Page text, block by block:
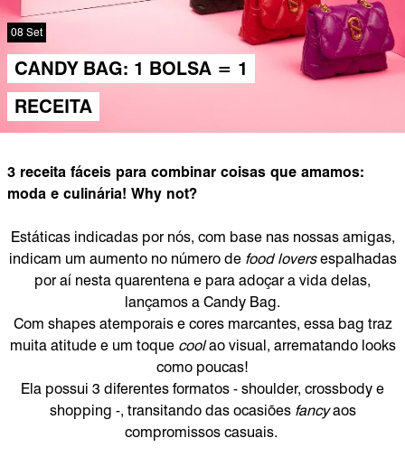
08 Set
CANDY BAG: 1 BOLSA = 1
RECEITA
3 receita fáceis para combinar coisas que amamos:
moda e culinária! Why not?
Estáticas indicadas por nós, com base nas nossas amigas,
indicam um aumento no número de food loversespalhadas
por aí nesta quarentena e para adoçar a vida delas,
lançamos a Candy Bag.
Com shapes atemporais e cores marcantes, essa bag traz
muita atitude e um toque coolao visual, arrematando looks
como poucas!
Ela possui 3 diferentes formatos - shoulder, crossbody e
shopping -, transitando das ocasiões fancyaos
compromissos casuais.